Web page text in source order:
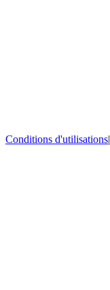
Conditions d'utilisations|